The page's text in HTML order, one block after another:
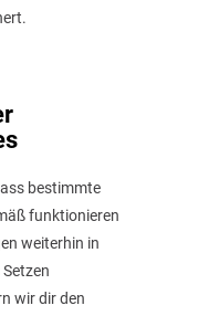
bestimmte
funktionieren
weiterhin in
wir dir den